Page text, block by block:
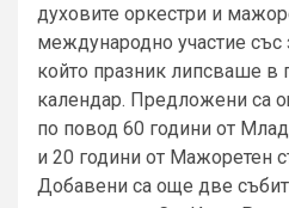
духовите оркестри и
международно участие със
който празник липсваше в
календар. Предложени са
по повод 60 години от
и 20 години от Мажоретен
Добавени са още две